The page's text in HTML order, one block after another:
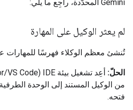
Gemini المحدّدة، راجِع ما يلي:
لم يعثر الوكيل على المهارة
تُنشئ معظم الوكلاء فهرسًا للمهارات
الحلّ:
فتحه.